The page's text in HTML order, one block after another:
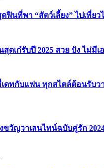
ฟินที่พา “สัตว์เลี้ยง” ไปเที่ยว
ดเก๋รับปี 2025 สวย ปัง ไม่มีเ
ดทกับแฟน ทุกสไตล์ต้อนรับว
ขวัญวาเลนไทน์ฉบับคู่รัก